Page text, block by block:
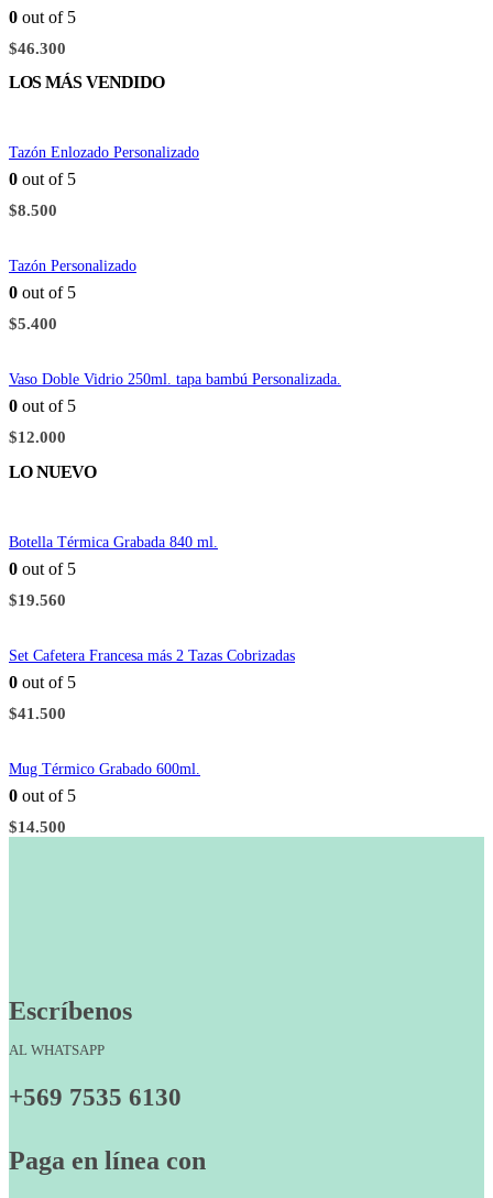
0 out of 5
$46.300
LOS MÁS VENDIDO
Tazón Enlozado Personalizado
0 out of 5
$8.500
Tazón Personalizado
0 out of 5
$5.400
Vaso Doble Vidrio 250ml. tapa bambú Personalizada.
0 out of 5
$12.000
LO NUEVO
Botella Térmica Grabada 840 ml.
0 out of 5
$19.560
Set Cafetera Francesa más 2 Tazas Cobrizadas
0 out of 5
$41.500
Mug Térmico Grabado 600ml.
0 out of 5
$14.500
Escríbenos
AL WHATSAPP
+569 7535 6130
Paga en línea con